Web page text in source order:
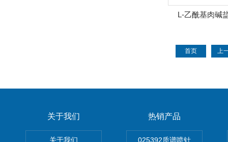
L-乙酰基肉碱
首页 上
关于我们
关于我们
热销产品
025392质谱喷针